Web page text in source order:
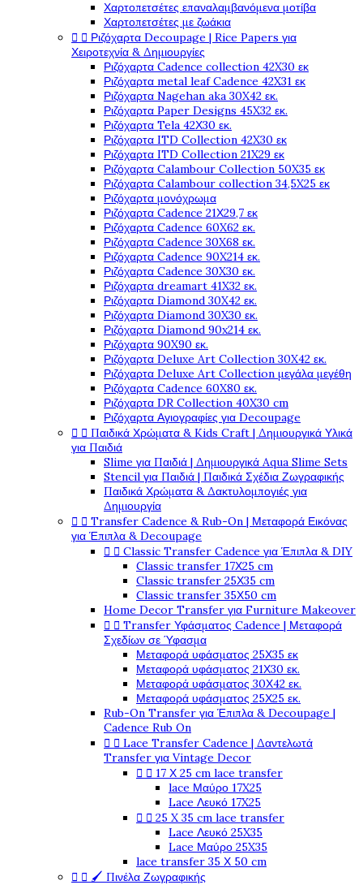
Χαρτοπετσέτες επαναλαμβανόμενα μοτίβα
Χαρτοπετσέτες με ζωάκια
  Ριζόχαρτα Decoupage | Rice Papers για
Χειροτεχνία & Δημιουργίες
Ριζόχαρτα Cadence collection 42X30 εκ
Ριζόχαρτα metal leaf Cadence 42X31 εκ
Ριζόχαρτα Nagehan aka 30X42 εκ.
Ριζόχαρτα Paper Designs 45X32 εκ.
Ριζόχαρτα Tela 42Χ30 εκ.
Ριζόχαρτα ITD Collection 42X30 εκ
Ριζόχαρτα ITD Collection 21X29 εκ
Ριζόχαρτα Calambour Collection 50X35 εκ
Ριζόχαρτα Calambour collection 34,5X25 εκ
Ριζόχαρτα μονόχρωμα
Ριζόχαρτα Cadence 21Χ29,7 εκ
Ριζόχαρτα Cadence 60X62 εκ.
Ριζόχαρτα Cadence 30X68 εκ.
Ριζόχαρτα Cadence 90X214 εκ.
Ριζόχαρτα Cadence 30X30 εκ.
Ριζόχαρτα dreamart 41X32 εκ.
Ριζόχαρτα Diamond 30X42 εκ.
Ριζόχαρτα Diamond 30X30 εκ.
Ριζόχαρτα Diamond 90x214 εκ.
Ριζόχαρτα 90X90 εκ.
Ριζόχαρτα Deluxe Art Collection 30X42 εκ.
Ριζόχαρτα Deluxe Art Collection μεγάλα μεγέθη
Ριζόχαρτα Cadence 60X80 εκ.
Ριζόχαρτα DR Collection 40X30 cm
Ριζόχαρτα Αγιογραφίες για Decoupage
  Παιδικά Χρώματα & Kids Craft | Δημιουργικά Υλικά
για Παιδιά
Slime για Παιδιά | Δημιουργικά Aqua Slime Sets
Stencil για Παιδιά | Παιδικά Σχέδια Ζωγραφικής
Παιδικά Χρώματα & Δακτυλομπογιές για
Δημιουργία
  Transfer Cadence & Rub-On | Μεταφορά Εικόνας
για Έπιπλα & Decoupage
  Classic Transfer Cadence για Έπιπλα & DIY
Classic transfer 17Χ25 cm
Classic transfer 25Χ35 cm
Classic transfer 35Χ50 cm
Home Decor Transfer για Furniture Makeover
  Transfer Υφάσματος Cadence | Μεταφορά
Σχεδίων σε Ύφασμα
Μεταφορά υφάσματος 25Χ35 εκ
Μεταφορά υφάσματος 21Χ30 εκ.
Μεταφορά υφάσματος 30Χ42 εκ.
Μεταφορά υφάσματος 25Χ25 εκ.
Rub-On Transfer για Έπιπλα & Decoupage |
Cadence Rub On
  Lace Transfer Cadence | Δαντελωτά
Transfer για Vintage Decor
  17 Χ 25 cm lace transfer
lace Μαύρο 17X25
Lace Λευκό 17X25
  25 X 35 cm lace transfer
Lace Λευκό 25X35
Lace Μαύρο 25X35
lace transfer 35 Χ 50 cm
  🖌️ Πινέλα Ζωγραφικής